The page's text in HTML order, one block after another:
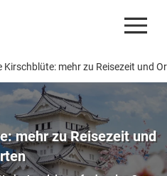
Kirschblüte: mehr zu Reisezeit und
mehr zu Reisezeit und